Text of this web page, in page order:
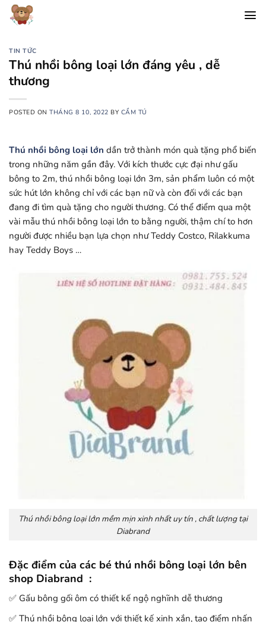
Chuyển
đến
dungTIN TỨC
Thú nhồi bông loại lớn đáng yêu , dễ
thương
POSTED ONTHÁNG 8 10, 2022 BY CẨM TÚ
Thú nhồi bông loại lớn dần trở thành món quà tặng phổ biến
trong những năm gần đây. Với kích thước cực đại như gấu
bông to 2m, thú nhồi bông loại lớn 3m, sản phẩm luôn có một
sức hút lớn không chỉ với các bạn nữ và còn đối với các bạn
đang đi tìm quà tặng cho người thương. Có thể điểm qua một
vài mẫu thú nhồi bông loại lớn to bằng người, thậm chí to hơn
người được nhiều bạn lựa chọn như Teddy Costco, Rilakkuma
hay Teddy Boys …
Thú nhồi bông loại lớn mềm mịn xinh nhất uy tín , chất lượng tại
Diabrand
Đặc điểm của các bé thú nhồi bông loại lớn bên
shop Diabrand :
✅ Gấu bông gối ôm có thiết kế ngộ nghĩnh dễ thương
✅ Thú nhồi bông loại lớn với thiết kế xinh xắn, tạo điểm nhấn